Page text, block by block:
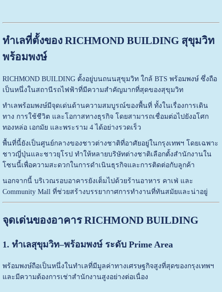
ทำเลที่ตั้งของ RICHMOND BUILDING สุขุมวิท
พร้อมพงษ์
RICHMOND BUILDING ตั้งอยู่บนถนนสุขุมวิท ใกล้ BTS พร้อมพงษ์ ซึ่งถือ
เป็นหนึ่งในสถานีรถไฟฟ้าที่มีความสำคัญมากที่สุดของสุขุมวิท
ทำเลพร้อมพงษ์มีจุดเด่นด้านความสมบูรณ์ของพื้นที่ ทั้งในเรื่องการเดิน
ทาง การใช้ชีวิต และโอกาสทางธุรกิจ โดยสามารถเชื่อมต่อไปยังอโศก
ทองหล่อ เอกมัย และพระราม 4 ได้อย่างรวดเร็ว
พื้นที่นี้ยังเป็นศูนย์กลางของชาวต่างชาติที่อาศัยอยู่ในกรุงเทพฯ โดยเฉพาะ
ชาวญี่ปุ่นและชาวยุโรป ทำให้หลายบริษัทต่างชาติเลือกตั้งสำนักงานใน
โซนนี้เพื่อความสะดวกในการดำเนินธุรกิจและการติดต่อกับลูกค้า
นอกจากนี้ บริเวณรอบอาคารยังเต็มไปด้วยร้านอาหาร คาเฟ่ และ
Community Mall ที่ช่วยสร้างบรรยากาศการทำงานที่ทันสมัยและน่าอยู่
จุดเด่นของอาคาร RICHMOND BUILDING
1. ทำเลสุขุมวิท–พร้อมพงษ์ ระดับ Prime Area
พร้อมพงษ์ถือเป็นหนึ่งในทำเลที่มีมูลค่าทางเศรษฐกิจสูงที่สุดของกรุงเทพฯ
และมีความต้องการเช่าสำนักงานสูงอย่างต่อเนื่อง